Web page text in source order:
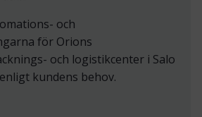
och
för Orions
och logistikcenter i Salo
kundens behov.